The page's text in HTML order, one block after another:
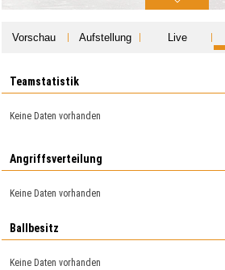
Vorschau Aufstellung Live
Teamstatistik
Keine Daten vorhanden
Angriffsverteilung
Keine Daten vorhanden
Ballbesitz
Keine Daten vorhanden